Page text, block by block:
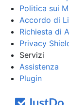
Politica sui
Accordo di
Richiesta di
Privacy
Servizi
Assistenza
Plugin